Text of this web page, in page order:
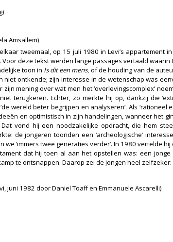
Amsallem)
tweemaal, op 15 juli 1980 in Levi’s
deze tekst werden lange passages vertaald
toon in Is dit een mens, of de houding van de
niet ontkende; zijn interesse in de wetenschap was
mening over wat men het ‘overlevingscomplex’
terugkeren. Echter, zo merkte hij op, dankzij die
wereld beter begrijpen en analyseren’. Als
en optimistisch in zijn handelingen, wanneer het
vond hij een noodzakelijke opdracht, die hem
de jongeren toonden een ‘archeologische’
‘immers twee generaties verder’. In 1980 vertelde
dat hij toen al aan het opstellen was: een
te ontsnappen. Daarop zei de jongen heel zelfzeker:
juni 1982 door Daniel Toaff en Emmanuele Ascarelli)